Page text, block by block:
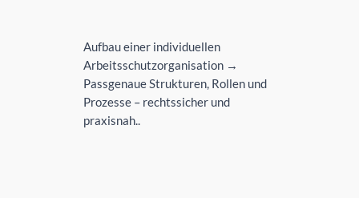
Aufbau einer individuellen
Arbeitsschutzorganisation →
Passgenaue Strukturen, Rollen und
Prozesse – rechtssicher und
praxisnah..